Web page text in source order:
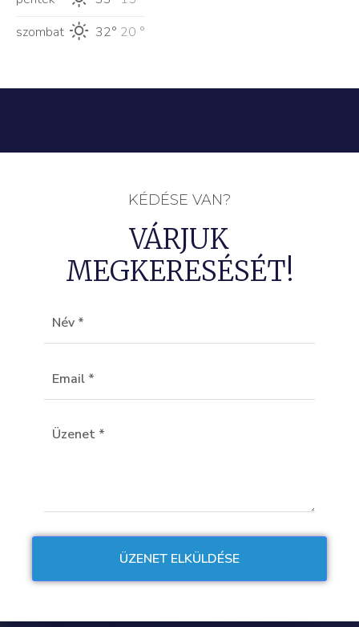
szombat
32° 20 °
KÉDÉSE VAN?
VÁRJUK
MEGKERESÉSÉT!